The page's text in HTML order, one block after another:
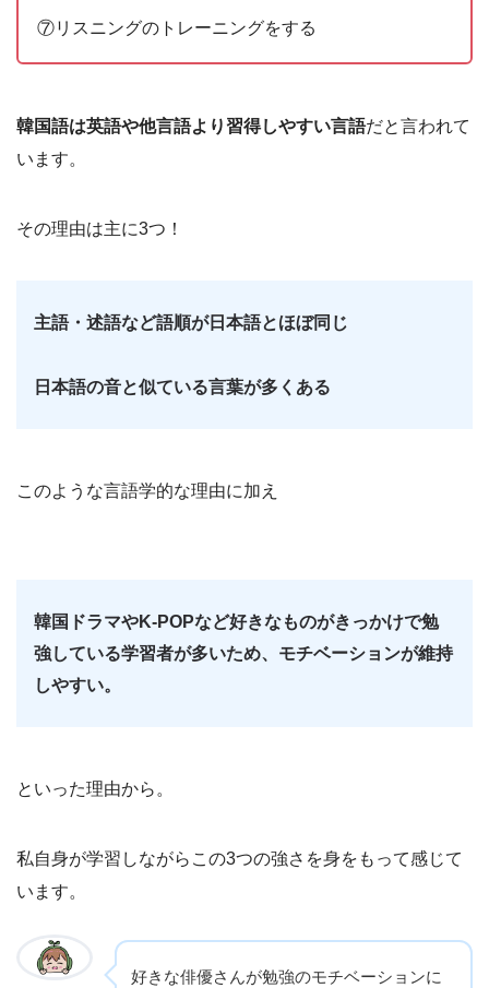
⑦リスニングのトレーニングをする
韓国語は英語や他言語より習得しやすい言語だと言われて
います。
その理由は主に3つ！
主語・述語など語順が日本語とほぼ同じ
日本語の音と似ている言葉が多くある
このような言語学的な理由に加え
韓国ドラマやK-POPなど好きなものがきっかけで勉
強している学習者が多いため、モチベーションが維持
しやすい。
といった理由から。
私自身が学習しながらこの3つの強さを身をもって感じて
います。
好きな俳優さんが勉強のモチベーションに